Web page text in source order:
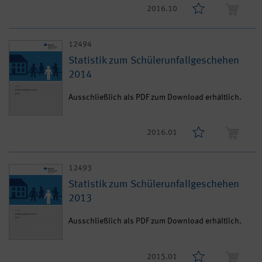
2016.10
12494
Statistik zum Schülerunfallgeschehen
2014
Ausschließlich als PDF zum Download erhältlich.
2016.01
12493
Statistik zum Schülerunfallgeschehen
2013
Ausschließlich als PDF zum Download erhältlich.
2015.01